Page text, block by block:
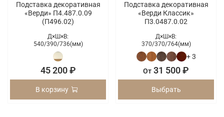
Подставка декоративная
«Верди» П4.487.0.09
(П496.02)
Д×Ш×В:
540/390/736(мм)
45 200 ₽
В корзину
Подставка декоративная
«Верди Классик»
П3.0487.0.02
Д×Ш×В:
370/370/764(мм)
+ 3
От 31 500 ₽
Выбрать